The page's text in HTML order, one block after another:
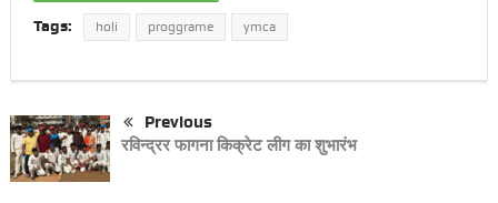
Tags: holi proggrame ymca
Previous
रविन्द्रर फागना किक्रेट लीग का शुभारंभ